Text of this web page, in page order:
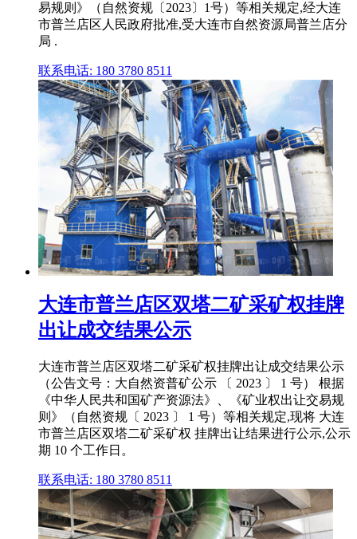
易规则》（自然资规〔2023〕1号）等相关规定,经大连
市普兰店区人民政府批准,受大连市自然资源局普兰店分
局 .
联系电话: 180 3780 8511
大连市普兰店区双塔二矿采矿权挂牌
出让成交结果公示
大连市普兰店区双塔二矿采矿权挂牌出让成交结果公示
（公告文号：大自然资普矿公示 〔 2023 〕 1 号） 根据
《中华人民共和国矿产资源法》、《矿业权出让交易规
则》（自然资规〔 2023 〕 1 号）等相关规定,现将 大连
市普兰店区双塔二矿采矿权 挂牌出让结果进行公示,公示
期 10 个工作日。
联系电话: 180 3780 8511